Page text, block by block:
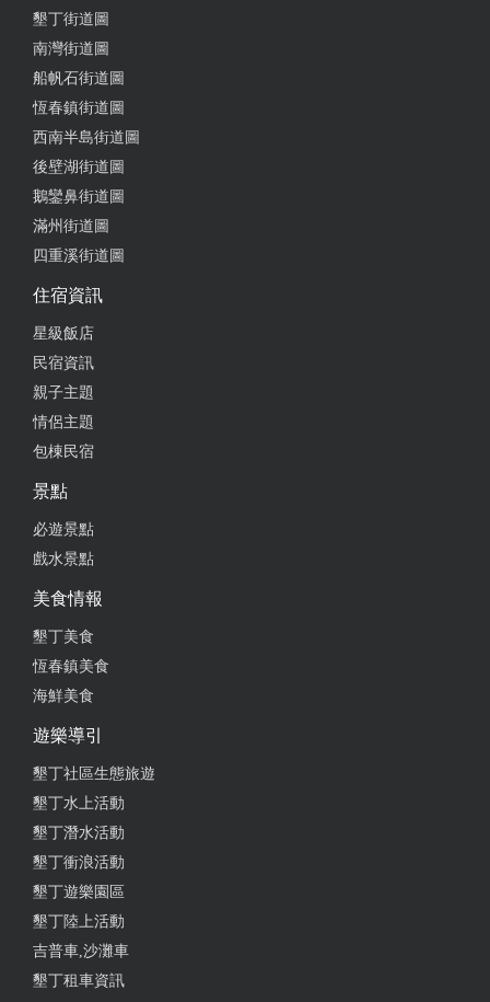
墾丁街道圖
南灣街道圖
船帆石街道圖
恆春鎮街道圖
西南半島街道圖
後壁湖街道圖
鵝鑾鼻街道圖
滿州街道圖
四重溪街道圖
住宿資訊
星級飯店
民宿資訊
親子主題
情侶主題
包棟民宿
景點
必遊景點
戲水景點
美食情報
墾丁美食
恆春鎮美食
海鮮美食
遊樂導引
墾丁社區生態旅遊
墾丁水上活動
墾丁潛水活動
墾丁衝浪活動
墾丁遊樂園區
墾丁陸上活動
吉普車,沙灘車
墾丁租車資訊